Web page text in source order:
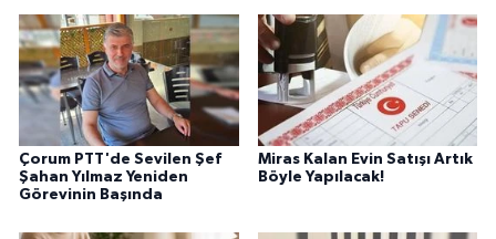
Çorum PTT'de Sevilen Şef
Şahan Yılmaz Yeniden
Görevinin Başında
Miras Kalan Evin Satışı Artık
Böyle Yapılacak!